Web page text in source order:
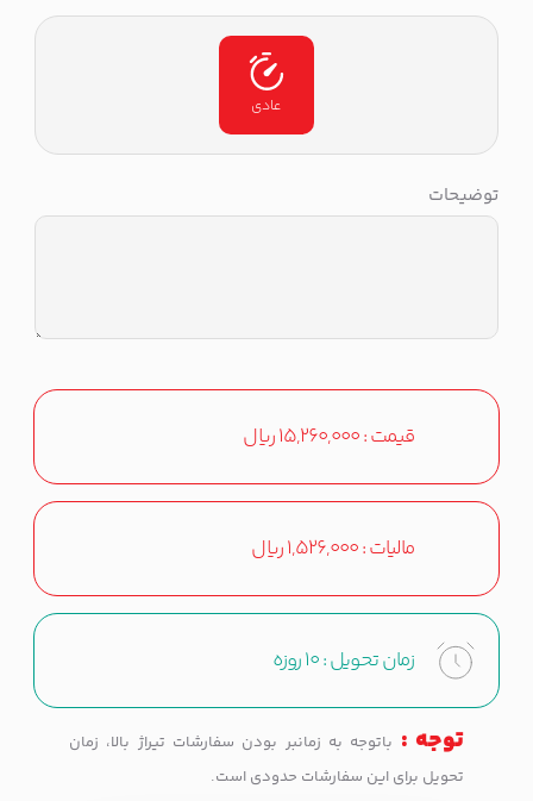
عادی
توضیحات
قیمت :15,260,000ریال
مالیات :1,526,000ریال
زمان تحویل :10 روزه
توجه : باتوجه به زمانبر بودن سفارشات تیراژ بالا، زمان
تحویل برای این سفارشات حدودی است.